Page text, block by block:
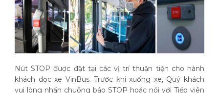
Nút STOP được đặt tại các vị trí thuận tiện cho hành
khách dọc xe VinBus. Trước khi xuống xe, Quý khách
vui lòng nhấn chuông báo STOP hoặc nói với Tiếp viên